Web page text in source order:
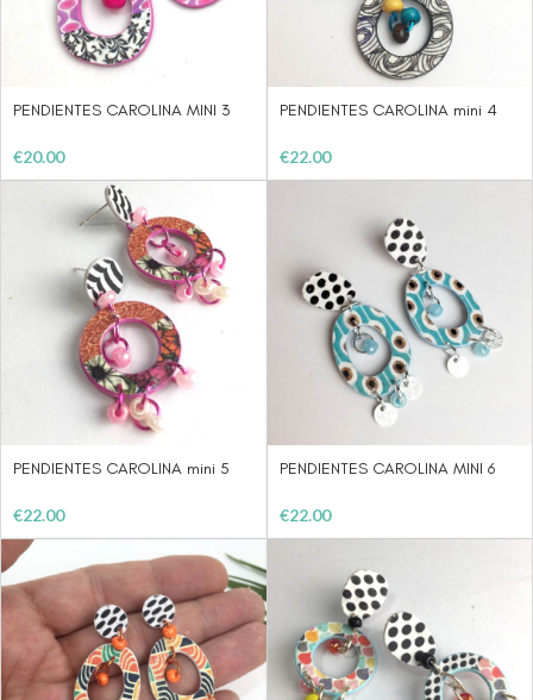
PENDIENTES CAROLINA MINI 3
€20.00
PENDIENTES CAROLINA mini 4
€22.00
PENDIENTES CAROLINA mini 5
€22.00
PENDIENTES CAROLINA MINI 6
€22.00